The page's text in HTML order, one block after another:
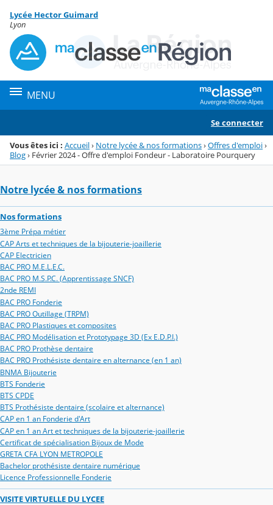
Menu de la rubrique
Contenu
Lycée Hector Guimard
Lyon
MENU
Se connecter
Vous êtes ici : Accueil› Notre lycée & nos formations›Offres d'emploi›
Blog› Février 2024 - Offre d'emploi Fondeur - Laboratoire Pourquery
Notre lycée & nos formations
Nos formations
3ème Prépa métier
CAP Arts et techniques de la bijouterie-joaillerie
CAP Electricien
BAC PRO M.E.L.E.C.
BAC PRO M.S.P.C. (Apprentissage SNCF)
2nde REMI
BAC PRO Fonderie
BAC PRO Outillage (TRPM)
BAC PRO Plastiques et composites
BAC PRO Modélisation et Prototypage 3D (Ex E.D.P.I.)
BAC PRO Prothèse dentaire
BAC PRO Prothésiste dentaire en alternance (en 1 an)
BNMA Bijouterie
BTS Fonderie
BTS CPDE
BTS Prothésiste dentaire (scolaire et alternance)
CAP en 1 an Fonderie d'Art
CAP en 1 an Art et techniques de la bijouterie-joaillerie
Certificat de spécialisation Bijoux de Mode
GRETA CFA LYON METROPOLE
Bachelor prothésiste dentaire numérique
Licence Professionnelle Fonderie
VISITE VIRTUELLE DU LYCEE